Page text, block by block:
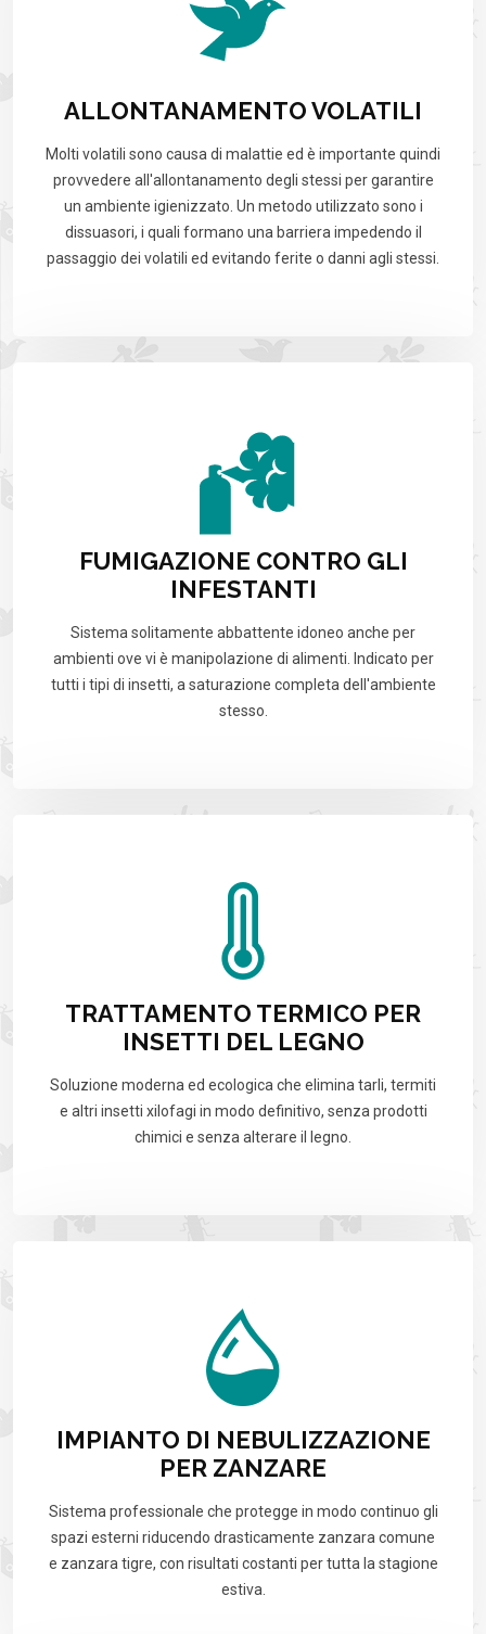
ALLONTANAMENTO VOLATILI
Molti volatili sono causa di malattie ed è importante quindi
provvedere all'allontanamento degli stessi per garantire
un ambiente igienizzato. Un metodo utilizzato sono i
dissuasori, i quali formano una barriera impedendo il
passaggio dei volatili ed evitando ferite o danni agli stessi.
FUMIGAZIONE CONTRO GLI
INFESTANTI
Sistema solitamente abbattente idoneo anche per
ambienti ove vi è manipolazione di alimenti. Indicato per
tutti i tipi di insetti, a saturazione completa dell'ambiente
stesso.
TRATTAMENTO TERMICO PER
INSETTI DEL LEGNO
Soluzione moderna ed ecologica che elimina tarli, termiti
e altri insetti xilofagi in modo definitivo, senza prodotti
chimici e senza alterare il legno.
IMPIANTO DI NEBULIZZAZIONE
PER ZANZARE
Sistema professionale che protegge in modo continuo gli
spazi esterni riducendo drasticamente zanzara comune
e zanzara tigre, con risultati costanti per tutta la stagione
estiva.